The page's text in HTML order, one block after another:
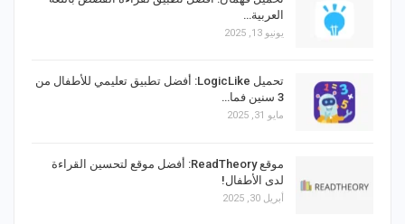
العربية…
يونيو 13, 2025
تحميل LogicLike: أفضل تطبيق تعليمي للأطفال من
3 سنين فما…
مايو 31, 2025
موقع ReadTheory: أفضل موقع لتحسين القراءة
لدى الأطفال!
أبريل 30, 2025